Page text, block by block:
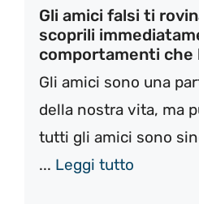
Gli amici falsi ti
scoprili
comportamenti che
Gli amici sono una
della nostra vita, ma
tutti gli amici sono
... Leggi tutto